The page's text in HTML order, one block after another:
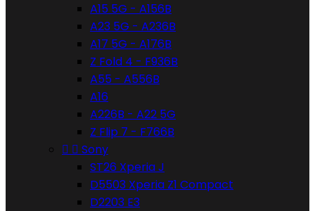
A15 5G - A156B
A23 5G - A236B
A17 5G - A176B
Z Fold 4 - F936B
A55 - A556B
A16
A226B - A22 5G
Z Flip 7 - F766B
  Sony
ST26 Xperia J
D5503 Xperia Z1 Compact
D2203 E3